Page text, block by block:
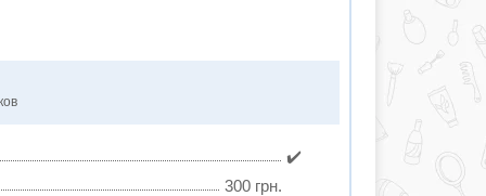
✔️
300 грн.